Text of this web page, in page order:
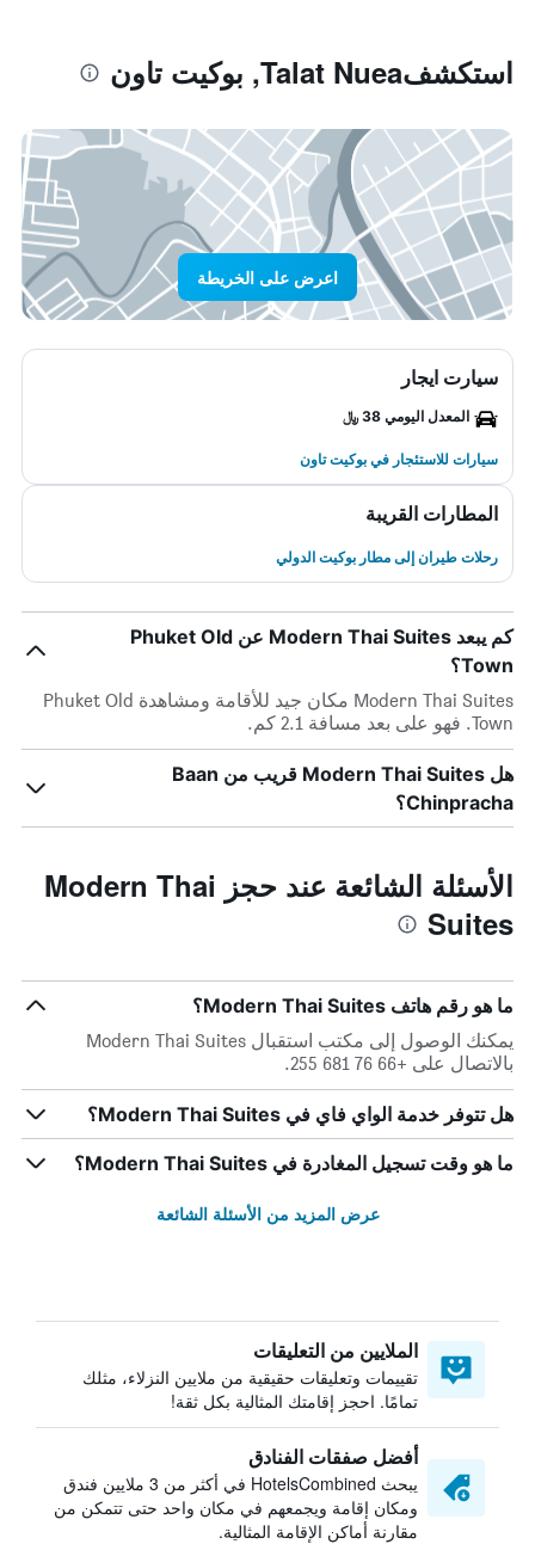
استكشفTalat Nuea, بوكيت تاون
اعرض على الخريطة
سيارت ايجار
المعدل اليومي 38 ﷼
سيارات للاستئجار في بوكيت تاون
المطارات القريبة
رحلات طيران إلى مطار بوكيت الدولي
كم يبعد Modern Thai Suites عن Phuket Old
Town؟
Modern Thai Suites مكان جيد للأقامة ومشاهدة Phuket Old
Town. فهو على بعد مسافة 2.1 كم.
هل Modern Thai Suites قريب من Baan
Chinpracha؟
الأسئلة الشائعة عند حجز Modern Thai
Suites
ما هو رقم هاتف Modern Thai Suites؟
يمكنك الوصول إلى مكتب استقبال Modern Thai Suites
بالاتصال على +66 76 681 255.
هل تتوفر خدمة الواي فاي في Modern Thai Suites؟
ما هو وقت تسجيل المغادرة في Modern Thai Suites؟
عرض المزيد من الأسئلة الشائعة
الملايين من التعليقات
تقييمات وتعليقات حقيقية من ملايين النزلاء، مثلك
تمامًا. احجز إقامتك المثالية بكل ثقة!
أفضل صفقات الفنادق
يبحث HotelsCombined في أكثر من 3 ملايين فندق
ومكان إقامة ويجمعهم في مكان واحد حتى تتمكن من
مقارنة أماكن الإقامة المثالية.